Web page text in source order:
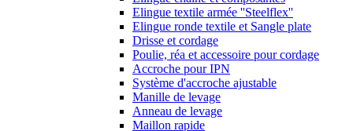
Elingue textile armée ''Steelflex''
Elingue ronde textile et Sangle plate
Drisse et cordage
Poulie, réa et accessoire pour cordage
Accroche pour IPN
Système d'accroche ajustable
Manille de levage
Anneau de levage
Maillon rapide